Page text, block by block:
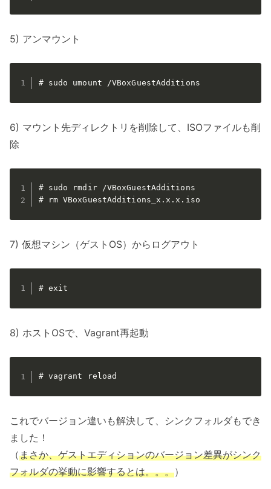
5) アンマウント
# sudo umount /VBoxGuestAdditions
6) マウント先ディレクトリを削除して、ISOファイルも削
除
# sudo rmdir /VBoxGuestAdditions
# rm VBoxGuestAdditions_x.x.x.iso
7) 仮想マシン（ゲストOS）からログアウト
# exit
8) ホストOSで、Vagrant再起動
# vagrant reload
これでバージョン違いも解決して、シンクフォルダもでき
ました！
（まさか、ゲストエディションのバージョン差異がシンク
フォルダの挙動に影響するとは。。。）